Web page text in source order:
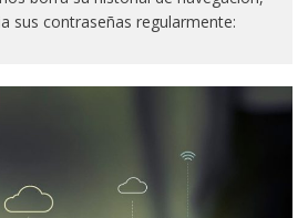
sus contraseñas regularmente: